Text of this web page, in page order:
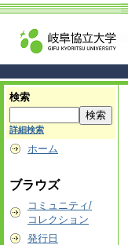
検索
詳細検索
ホーム
ブラウズ
コミュニティ/
コレクション
発行日